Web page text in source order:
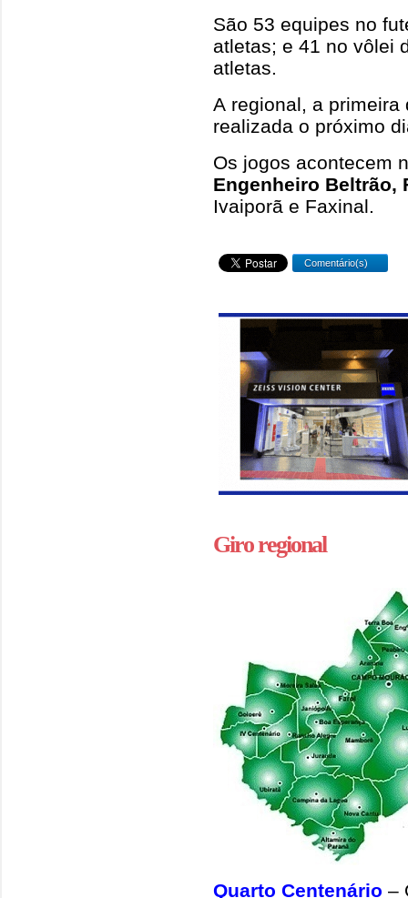
São 53 equipes no
atletas; e 41 no vôlei
atletas.
A regional, a
realizada o próximo
Os jogos acontecem
Engenheiro Beltrão,
Ivaiporã e Faxinal.
Comentário(s)
Giro regional
Quarto Centenário –